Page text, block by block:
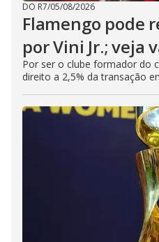
DO R7/05/08/2026
Flamengo pode
por Vini Jr.; veja
Por ser o clube formador do
direito a 2,5% da transação